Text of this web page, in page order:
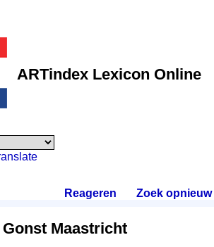
ARTindex Lexicon Online
Reageren Zoek opnieuw.
Maastricht